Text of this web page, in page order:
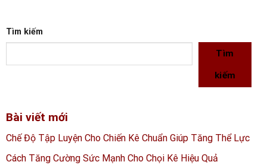
Tìm kiếm
Tìm
kiếm
Bài viết mới
Chế Độ Tập Luyện Cho Chiến Kê Chuẩn Giúp Tăng Thể Lực
Cách Tăng Cường Sức Mạnh Cho Chọi Kê Hiệu Quả